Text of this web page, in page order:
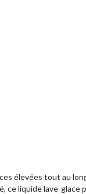
élevées tout au
ce liquide lave-glace